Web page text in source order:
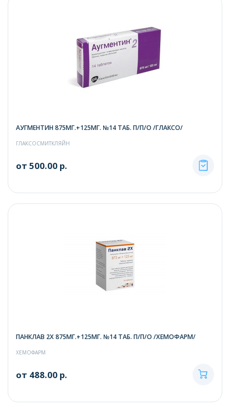
АУГМЕНТИН 875МГ.+125МГ. №14 ТАБ. П/П/О /ГЛАКСО/
ГЛАКСОСМИТКЛЯЙН
от 500.00 р.
ПАНКЛАВ 2Х 875МГ.+125МГ. №14 ТАБ. П/П/О /ХЕМОФАРМ/
ХЕМОФАРМ
от 488.00 р.